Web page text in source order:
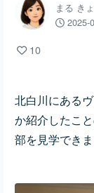
まる き
2025-
10
北白川にある
か紹介したこ
部を見学できま